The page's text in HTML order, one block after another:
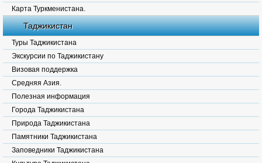
Карта Туркменистана.
Таджикистан
Туры Таджикистана
Экскурсии по Таджикистану
Визовая поддержка
Средняя Азия.
Полезная информация
Города Таджикистана
Природа Таджикистана
Памятники Таджикистана
Заповедники Таджикистана